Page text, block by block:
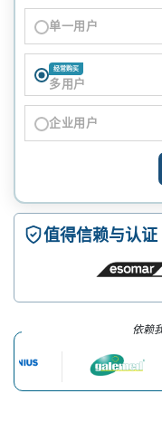
单一用户
经常购买
多用户
企业用户
值得信赖与认证
依赖